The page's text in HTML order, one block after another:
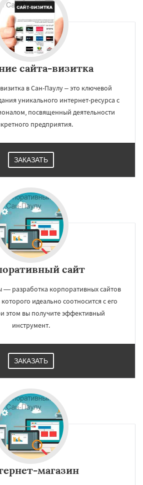
сайта-визитка
в Сан-Паулу – это ключевой
уникального интернет-ресурса с
посвященный деятельности
предприятия.
ЗАКАЗАТЬ
сайт
— разработка корпоративных сайтов
идеально соотносится с его
этом вы получите эффективный
инструмент.
ЗАКАЗАТЬ
магазин